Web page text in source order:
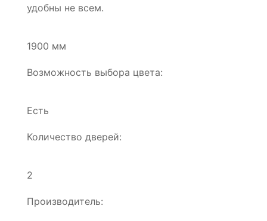
удобны не всем.
1900 мм
Возможность выбора цвета:
Есть
Количество дверей:
2
Производитель: